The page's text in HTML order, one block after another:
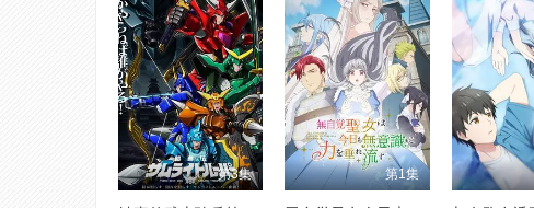
第3集 第1集